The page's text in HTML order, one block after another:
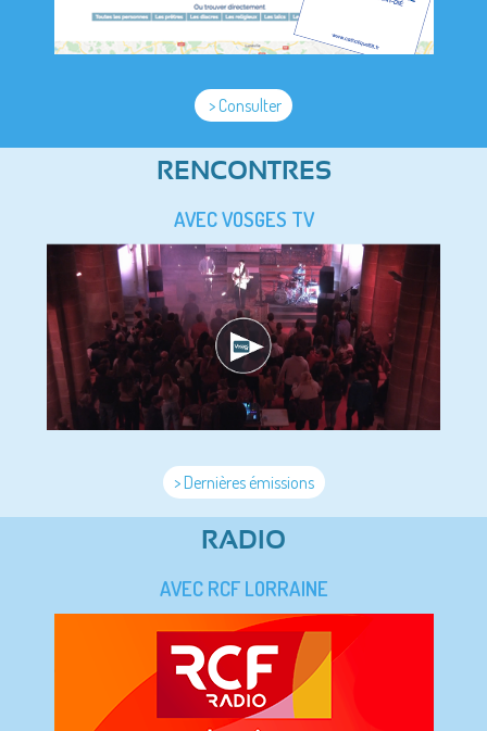
> Consulter
RENCONTRES
AVEC VOSGES TV
> Dernières émissions
RADIO
AVEC RCF LORRAINE